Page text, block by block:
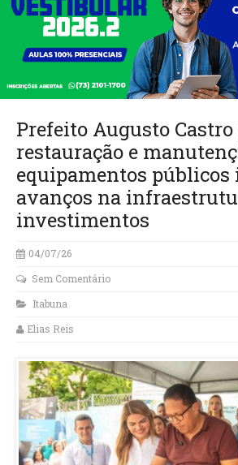
Prefeito Augusto Castro
restauração e
equipamentos públicos
avanços na
investimentos
04/07/26
Sem Comentário
Itabuna
Elias Reis